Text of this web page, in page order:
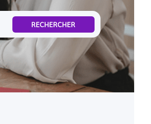
RECHERCHER